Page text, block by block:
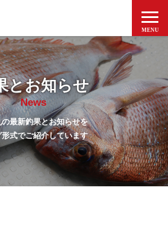
MENU
とお知らせ
News
の最新釣果とお知らせを
形式でご紹介しています